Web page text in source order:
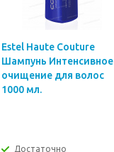
Estel Haute Couture
Шампунь Интенсивное
очищение для волос
1000 мл.
Достаточно